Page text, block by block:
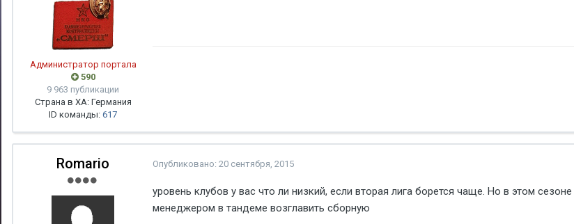
Администратор портала
590
9 963 публикации
Страна в ХА: Германия
ID команды: 617
Romario Опубликовано: 20 сентября, 2015
уровень клубов у вас что ли низкий, если вторая лига борется чаще. Но в этом
менеджером в тандеме возглавить сборную